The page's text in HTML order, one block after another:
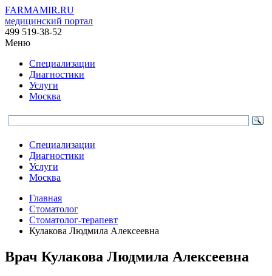
FARMAMIR.RU
медицинский портал
499 519-38-52
Меню
Специализации
Диагностики
Услуги
Москва
Специализации
Диагностики
Услуги
Москва
Главная
Стоматолог
Стоматолог-терапевт
Кулакова Людмила Алексеевна
Врач Кулакова Людмила Алексеевна